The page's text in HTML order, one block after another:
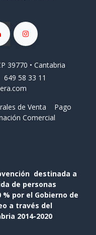
39770 • Cantabria
649 58 33 11
de Venta
Pago
Comercial
destinada a
de personas
por el Gobierno de
a través del
2014-2020